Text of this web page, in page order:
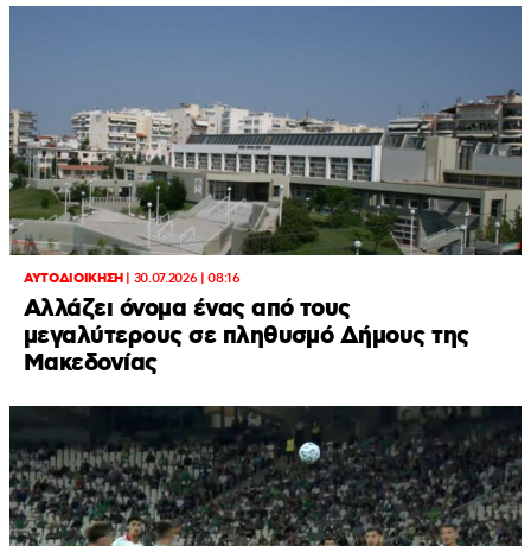
ΑΥΤΟΔΙΟΙΚΗΣΗ| 30.07.2026 | 08:16
Αλλάζει όνομα ένας από τους
μεγαλύτερους σε πληθυσμό Δήμους της
Μακεδονίας